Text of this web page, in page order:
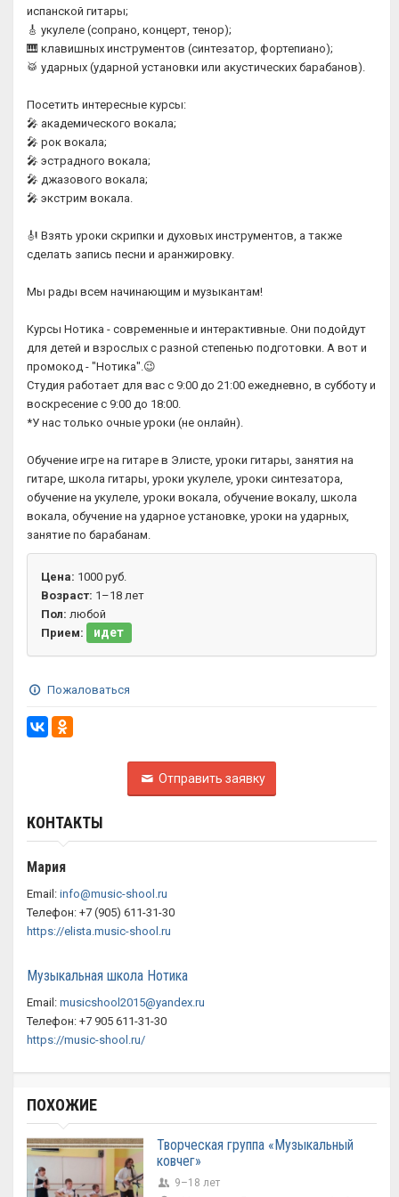
испанской гитары;
🎸 укулеле (сопрано, концерт, тенор);
🎹 клавишных инструментов (синтезатор, фортепиано);
🥁 ударных (ударной установки или акустических барабанов).
Посетить интересные курсы:
🎤 академического вокала;
🎤 рок вокала;
🎤 эстрадного вокала;
🎤 джазового вокала;
🎤 экстрим вокала.
🎻 Взять уроки скрипки и духовых инструментов, а также
сделать запись песни и аранжировку.
Мы рады всем начинающим и музыкантам!
Курсы Нотика - современные и интерактивные. Они подойдут
для детей и взрослых с разной степенью подготовки. А вот и
промокод - "Нотика".😉
Студия работает для вас с 9:00 до 21:00 ежедневно, в субботу и
воскресение с 9:00 до 18:00.
*У нас только очные уроки (не онлайн).
Обучение игре на гитаре в Элисте, уроки гитары, занятия на
гитаре, школа гитары, уроки укулеле, уроки синтезатора,
обучение на укулеле, уроки вокала, обучение вокалу, школа
вокала, обучение на ударное установке, уроки на ударных,
занятие по барабанам.
Цена: 1000 руб.
Возраст: 1–18 лет
Пол: любой
Прием:
идет
Пожаловаться
Отправить заявку
КОНТАКТЫ
Мария
Email: info@music-shool.ru
Телефон: +7 (905) 611-31-30
https://elista.music-shool.ru
Музыкальная школа Нотика
Email: musicshool2015@yandex.ru
Телефон: +7 905 611-31-30
https://music-shool.ru/
ПОХОЖИЕ
Творческая группа «Музыкальный
ковчег»
9–18 лет